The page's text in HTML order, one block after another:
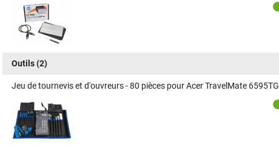
Outils(2)
Jeu de tournevis et d'ouvreurs - 80 pièces pour Acer TravelMate 6595TG